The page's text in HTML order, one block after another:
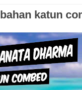
katun